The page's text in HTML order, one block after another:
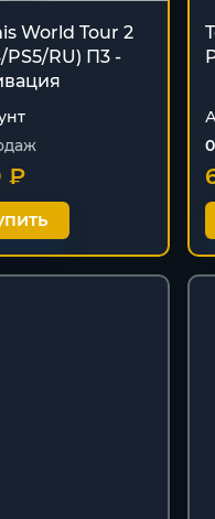
World Tour 2
PS5/RU) П3 -
₽
0